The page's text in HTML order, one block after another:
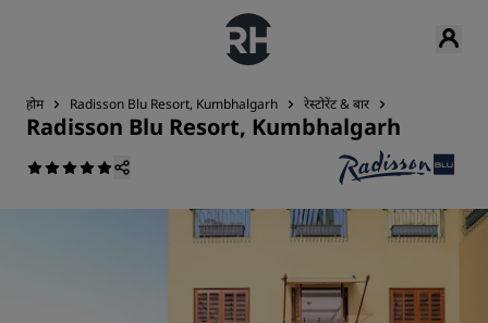
होम Radisson Blu Resort, Kumbhalgarh रेस्टोरेंट & बार
Radisson Blu Resort, Kumbhalgarh